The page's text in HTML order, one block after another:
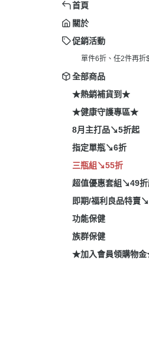
首頁
關於
促銷活動
單件6折、任2件再折
全部商品
★熱銷補貨到★
★健康守護專區★
8月主打品↘5折起
指定單瓶↘6折
三瓶組↘55折
超值優惠套組↘49折
即期/福利良品特賣
功能保健
族群保健
★加入會員領購物